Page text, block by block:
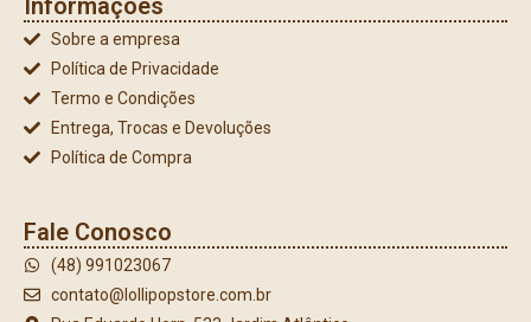
Informações
Sobre a empresa
Política de Privacidade
Termo e Condições
Entrega, Trocas e Devoluções
Política de Compra
Fale Conosco
(48) 991023067
contato@lollipopstore.com.br